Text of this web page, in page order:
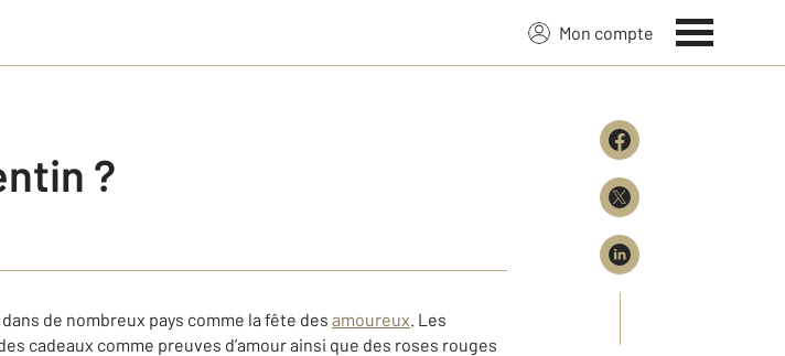
Mon compte
?
de nombreux pays comme la fête des amoureux. Les
cadeaux comme preuves d’amour ainsi que des roses rouges